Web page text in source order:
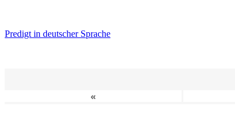
Predigt in deutscher Sprache
«